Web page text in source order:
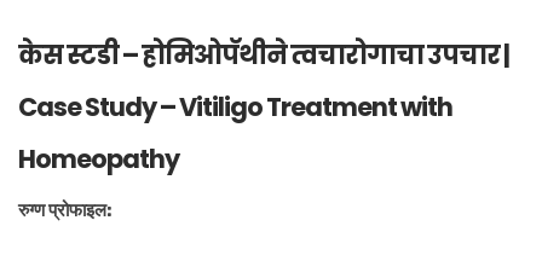
केस स्टडी – होमिओपॅथीने त्वचारोगाचा उपचार |
Case Study – Vitiligo Treatment with
Homeopathy
रुग्ण प्रोफाइल: